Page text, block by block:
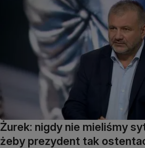
Żurek: nigdy nie mieliśmy
żeby prezydent tak